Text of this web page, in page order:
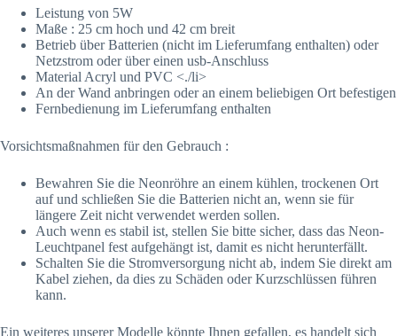
Leistung von 5W
Maße : 25 cm hoch und 42 cm breit
Betrieb über Batterien (nicht im Lieferumfang enthalten) oder
Netzstrom oder über einen usb-Anschluss
Material Acryl und PVC <./li>
An der Wand anbringen oder an einem beliebigen Ort befestigen
Fernbedienung im Lieferumfang enthalten
Vorsichtsmaßnahmen für den Gebrauch :
Bewahren Sie die Neonröhre an einem kühlen, trockenen Ort
auf und schließen Sie die Batterien nicht an, wenn sie für
längere Zeit nicht verwendet werden sollen.
Auch wenn es stabil ist, stellen Sie bitte sicher, dass das Neon-
Leuchtpanel fest aufgehängt ist, damit es nicht herunterfällt.
Schalten Sie die Stromversorgung nicht ab, indem Sie direkt am
Kabel ziehen, da dies zu Schäden oder Kurzschlüssen führen
kann.
Ein weiteres unserer Modelle könnte Ihnen gefallen, es handelt sich